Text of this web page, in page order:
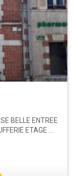
BELLE ENTREE
ETAGE ...